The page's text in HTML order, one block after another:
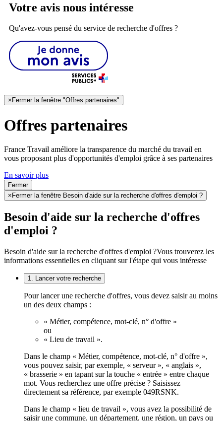
Votre avis nous intéresse
Qu'avez-vous pensé du service de recherche d'offres ?
× Fermer la fenêtre "Offres partenaires"
Offres partenaires
France Travail améliore la transparence du marché du travail en
vous proposant plus d'opportunités d'emploi grâce à ses partenaires
En savoir plus
Fermer
× Fermer la fenêtre Besoin d'aide sur la recherche d'offres d'emploi ?
Besoin d'aide sur la recherche d'offres
d'emploi ?
Besoin d'aide sur la recherche d'offres d'emploi ?Vous trouverez les
informations essentielles en cliquant sur l'étape qui vous intéresse
1. Lancer votre recherche
Pour lancer une recherche d'offres, vous devez saisir au moins
un des deux champs :
« Métier, compétence, mot-clé, n° d'offre »
ou
« Lieu de travail ».
Dans le champ « Métier, compétence, mot-clé, n° d'offre »,
vous pouvez saisir, par exemple, « serveur », « anglais »,
« brasserie » en tapant sur la touche « entrée » entre chaque
mot. Vous recherchez une offre précise ? Saisissez
directement sa référence, par exemple 049RSNK.
Dans le champ « lieu de travail », vous avez la possibilité de
saisir une commune, un département, une région, un pays ou